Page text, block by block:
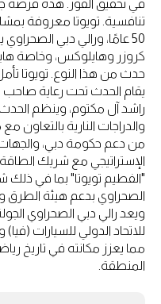
في تحقيق الفوز. هذه فرصة
تنافسية. تويوتا معروفة
50 عامًا، ورالي دبي
كروزر وهايلوكس، وخاصة
حدث من هذا النوع. تويوتا
يقام الحدث تحت رعاية
راشد آل مكتوم، وينظم
والدراجات النارية
من دعم حكومة دبي، والجهات
الإستراتيجي مع شريك
"الفطيم تويوتا" بما في ذلك
الصحراوي بدعم هيئة الطرق
ويعد رالي دبي الصحراوي
للاتحاد الدولي للسيارات (فيا)
مما يعزز مكانته في تاريخ
المنطقة.